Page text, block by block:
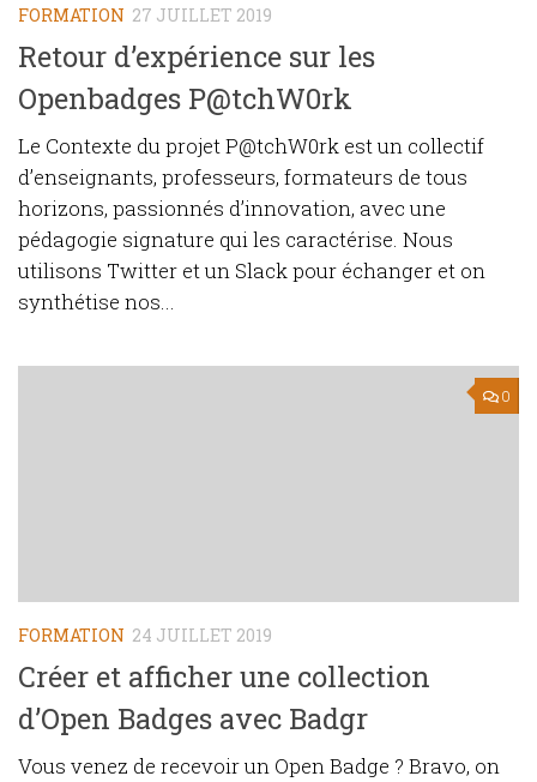
FORMATION 27 JUILLET 2019
Retour d’expérience sur les
Openbadges P@tchW0rk
Le Contexte du projet P@tchW0rk est un collectif
d’enseignants, professeurs, formateurs de tous
horizons, passionnés d’innovation, avec une
pédagogie signature qui les caractérise. Nous
utilisons Twitter et un Slack pour échanger et on
synthétise nos...
0
FORMATION 24 JUILLET 2019
Créer et afficher une collection
d’Open Badges avec Badgr
Vous venez de recevoir un Open Badge ? Bravo, on